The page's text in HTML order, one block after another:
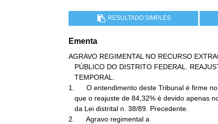
RESULTADO SIMPLES
Ementa
AGRAVO REGIMENTAL NO RECURSO
1.      O entendimento deste Tribunal é firme
2.      Agravo regimental a